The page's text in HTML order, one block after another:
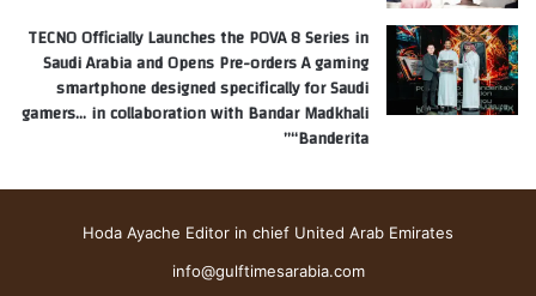
TECNO Officially Launches the POVA 8 Series in
Saudi Arabia and Opens Pre-orders A gaming
smartphone designed specifically for Saudi
gamers… in collaboration with Bandar Madkhali
“Banderita”
Hoda Ayache Editor in chief United Arab Emirates
info@gulftimesarabia.com